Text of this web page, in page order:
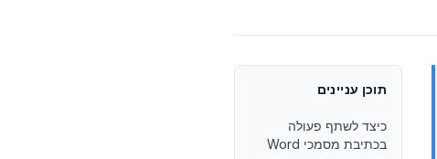
תוכן עניינים
כיצד לשתף פעולה
בכתיבת מסמכי Word